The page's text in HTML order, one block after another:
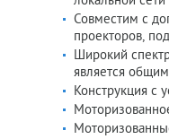
Совместим с
проекторов,
Широкий
является
Конструкция с